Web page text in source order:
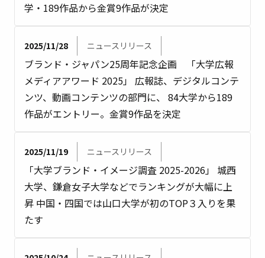
学・189作品から金賞9作品が決定
2025/11/28 ニュースリリース
ブランド・ジャパン25周年記念企画 「大学広報
メディアアワード 2025」 広報誌、デジタルコンテ
ンツ、動画コンテンツの部門に、 84大学から189
作品がエントリー。金賞9作品を決定
2025/11/19 ニュースリリース
「大学ブランド・イメージ調査 2025-2026」 城西
大学、鎌倉女子大学などでランキングが大幅に上
昇 中国・四国では山口大学が初のTOP３入りを果
たす